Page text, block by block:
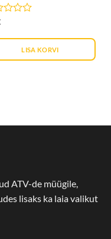
LISA KORVI
ATV-de müügile,
lisaks ka laia valikut